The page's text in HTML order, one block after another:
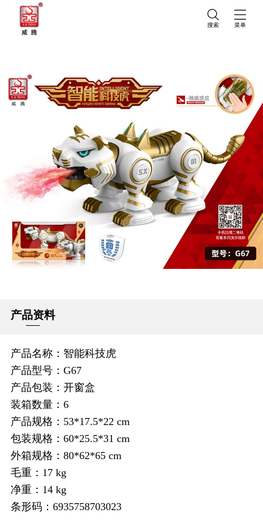
搜索 菜单
产品资料
产品名称：智能科技虎
产品型号：G67
产品包装：开窗盒
装箱数量：6
产品规格：53*17.5*22 cm
包装规格：60*25.5*31 cm
外箱规格：80*62*65 cm
毛重：17 kg
净重：14 kg
条形码：6935758703023